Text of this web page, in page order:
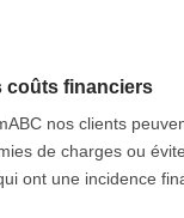
coûts financiers
nos clients
de charges ou
ont une incidence